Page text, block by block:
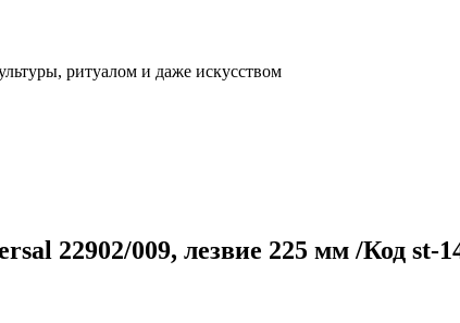
ритуалом и даже искусством
22902/009, лезвие 225 мм /Код st-